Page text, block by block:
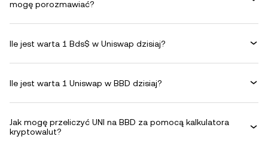
mogę porozmawiać?
Ile jest warta 1 Bds$ w Uniswap dzisiaj?
Ile jest warta 1 Uniswap w BBD dzisiaj?
Jak mogę przeliczyć UNI na BBD za pomocą kalkulatora
kryptowalut?